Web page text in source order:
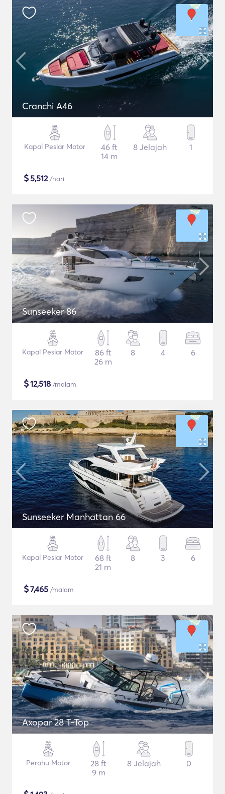
Cranchi A46
Kapal Pesiar Motor
46 ft
14 m
8 Jelajah 1
$5,512/hari
Sunseeker 86
Kapal Pesiar Motor
86 ft
26 m
8 4 6
$12,518 /malam
Sunseeker Manhattan 66
Kapal Pesiar Motor
68 ft
21 m
8 3 6
$7,465 /malam
Axopar 28 T-Top
Perahu Motor
28 ft
9 m
8 Jelajah 0